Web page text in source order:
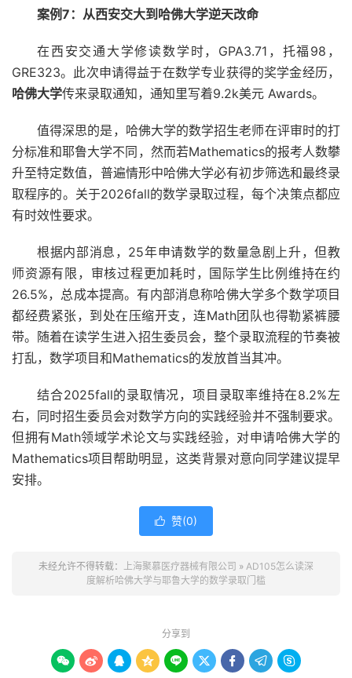
案例7：从西安交大到哈佛大学逆天改命
在西安交通大学修读数学时，GPA3.71，托福98，
GRE323。此次申请得益于在数学专业获得的奖学金经历，
哈佛大学传来录取通知，通知里写着9.2k美元 Awards。
值得深思的是，哈佛大学的数学招生老师在评审时的打
分标准和耶鲁大学不同，然而若Mathematics的报考人数攀
升至特定数值，普遍情形中哈佛大学必有初步筛选和最终录
取程序的。关于2026fall的数学录取过程，每个决策点都应
有时效性要求。
根据内部消息，25年申请数学的数量急剧上升，但教
师资源有限，审核过程更加耗时，国际学生比例维持在约
26.5%，总成本提高。有内部消息称哈佛大学多个数学项目
都经费紧张，到处在压缩开支，连Math团队也得勒紧裤腰
带。随着在读学生进入招生委员会，整个录取流程的节奏被
打乱，数学项目和Mathematics的发放首当其冲。
结合2025fall的录取情况，项目录取率维持在8.2%左
右，同时招生委员会对数学方向的实践经验并不强制要求。
但拥有Math领域学术论文与实践经验，对申请哈佛大学的
Mathematics项目帮助明显，这类背景对意向同学建议提早
安排。
 赞(0)
未经允许不得转载： 上海聚慕医疗器械有限公司 » AD105怎么读深
度解析哈佛大学与耶鲁大学的数学录取门槛
分享到
        